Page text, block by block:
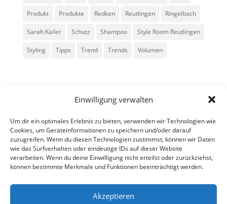
Einwilligung verwalten
Um dir ein optimales Erlebnis zu bieten, verwenden wir Technologien wie
Cookies, um Geräteinformationen zu speichern und/oder darauf
zuzugreifen. Wenn du diesen Technologien zustimmst, können wir Daten
wie das Surfverhalten oder eindeutige IDs auf dieser Website
verarbeiten. Wenn du deine Einwilligung nicht erteilst oder zurückziehst,
können bestimmte Merkmale und Funktionen beeinträchtigt werden.
Akzeptieren
Produkt Produkte Redken Reutlingen Ringelbach
Sarah Kailer Schutz Shampoo Style Room Reutlingen
Styling Tipps Trend Trends Volumen
Alle Rechte vorbehalten - Sarah Kailer